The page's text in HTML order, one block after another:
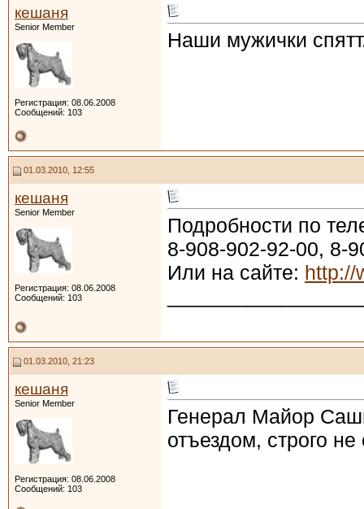
кешаня
Senior Member
Регистрация: 08.06.2008
Сообщений: 103
Наши мужички
01.03.2010, 12:55
кешаня
Senior Member
Регистрация: 08.06.2008
Сообщений: 103
Подробности по
8-908-902-92-00, 8-
Или на сайте: http://
01.03.2010, 21:23
кешаня
Senior Member
Регистрация: 08.06.2008
Сообщений: 103
Генерал Майор
отъездом, строго не